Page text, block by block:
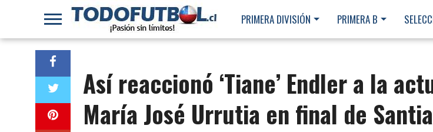
PRIMERA DIVISIÓN PRIMERA B
Así reaccionó ‘Tiane’ Endler a la
María José Urrutia en final de